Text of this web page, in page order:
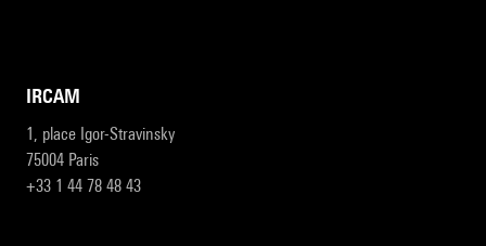
IRCAM
1, place Igor-Stravinsky
75004 Paris
+33 1 44 78 48 43